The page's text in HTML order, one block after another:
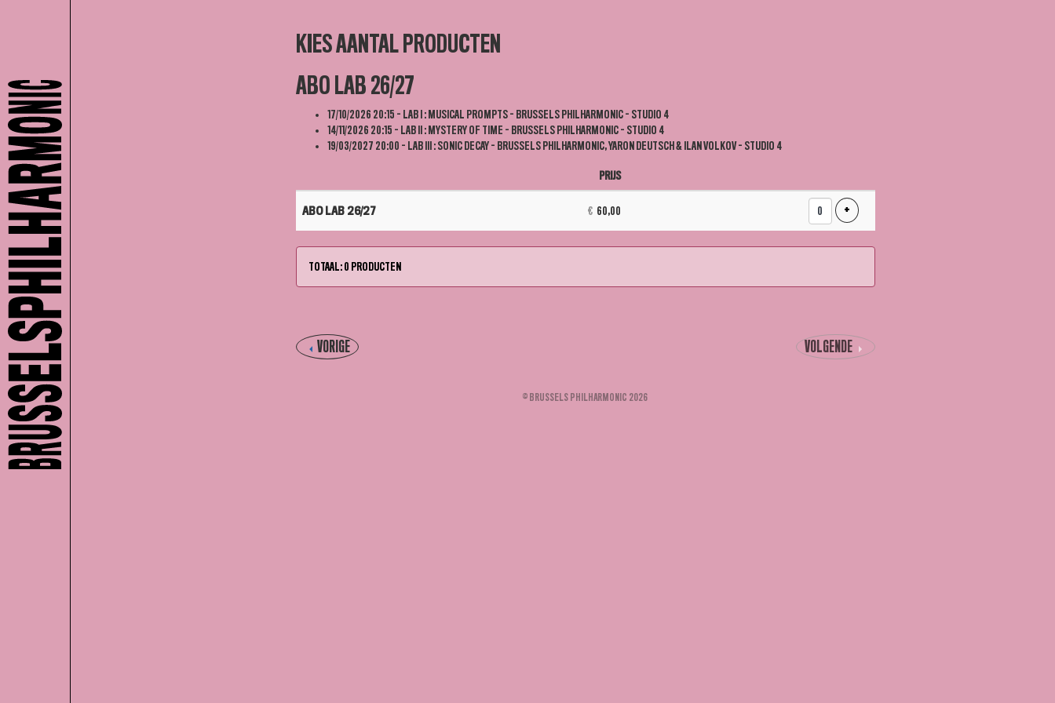
KIES AANTAL PRODUCTEN
ABO LAB 26/27
17/10/2026 20:15 - LAB I : MUSICAL PROMPTS - BRUSSELS PHILHARMONIC - STUDIO 4
14/11/2026 20:15 - LAB II : MYSTERY OF TIME - BRUSSELS PHILHARMONIC - STUDIO 4
19/03/2027 20:00 - LAB III : SONIC DECAY - BRUSSELS PHILHARMONIC, YARON DEUTSCH & ILAN VOLKOV - STUDIO 4
PRIJS
ABO LAB 26/27
€ 60,00 +VOEG PRODUCT TOE
TOTAAL: 0 PRODUCTEN
VOLGENDE
VORIGE
© BRUSSELS PHILHARMONIC 2026